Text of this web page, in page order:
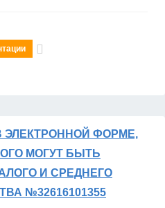
ЭЛЕКТРОННОЙ ФОРМЕ,
МОГУТ БЫТЬ
И СРЕДНЕГО
№32616101355